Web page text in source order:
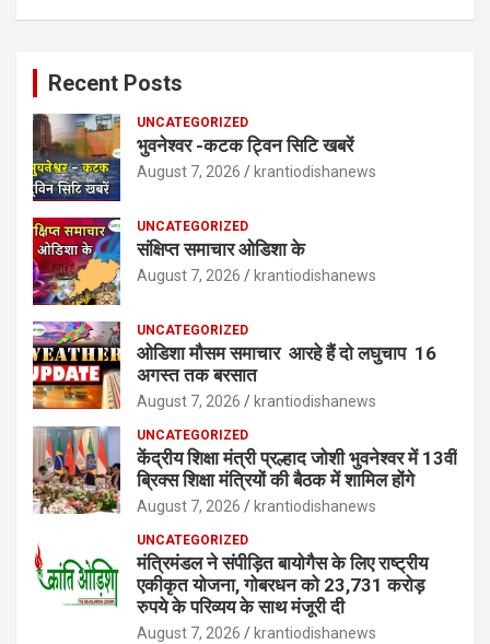
Recent Posts
UNCATEGORIZED
भुवनेश्वर -कटक ट्विन सिटि खबरें
August 7, 2026 krantiodishanews
UNCATEGORIZED
संक्षिप्त समाचार ओडिशा के
August 7, 2026 krantiodishanews
UNCATEGORIZED
ओडिशा मौसम समाचार आरहे हैं दो लघुचाप 16
अगस्त तक बरसात
August 7, 2026 krantiodishanews
UNCATEGORIZED
केंद्रीय शिक्षा मंत्री प्रल्हाद जोशी भुवनेश्वर में 13वीं
ब्रिक्स शिक्षा मंत्रियों की बैठक में शामिल होंगे
August 7, 2026 krantiodishanews
UNCATEGORIZED
मंत्रिमंडल ने संपीड़ित बायोगैस के लिए राष्ट्रीय
एकीकृत योजना, गोबरधन को 23,731 करोड़
रुपये के परिव्यय के साथ मंजूरी दी
August 7, 2026 krantiodishanews